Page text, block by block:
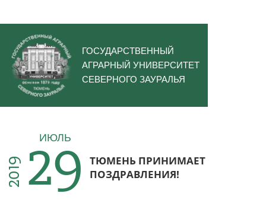
ГОСУДАРСТВЕННЫЙ
АГРАРНЫЙ УНИВЕРСИТЕТ
СЕВЕРНОГО ЗАУРАЛЬЯ
2019
ИЮЛЬ
29
ТЮМЕНЬ ПРИНИМАЕТ
ПОЗДРАВЛЕНИЯ!